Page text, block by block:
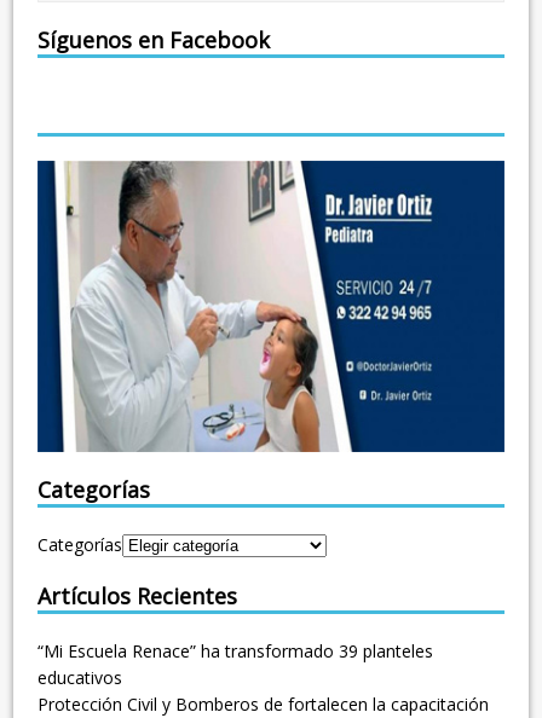
Síguenos en Facebook
Categorías
Categorías
Artículos Recientes
“Mi Escuela Renace” ha transformado 39 planteles
educativos
Protección Civil y Bomberos de fortalecen la capacitación